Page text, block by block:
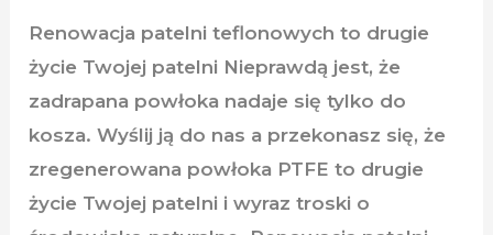
Renowacja patelni teflonowych to drugie
życie Twojej patelni Nieprawdą jest, że
zadrapana powłoka nadaje się tylko do
kosza. Wyślij ją do nas a przekonasz się, że
zregenerowana powłoka PTFE to drugie
życie Twojej patelni i wyraz troski o